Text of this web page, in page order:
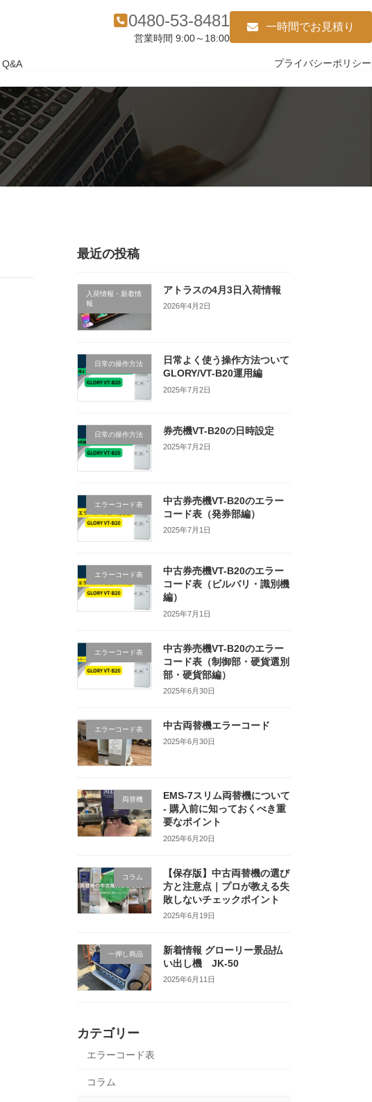
0480-53-8481
営業時間 9:00～18:00
一時間でお見積り
Q&A プライバシーポリシー
最近の投稿
入荷情報・新着情
報
アトラスの4月3日入荷情報
2026年4月2日
日常の操作方法
日常よく使う操作方法ついて
GLORY/VT-B20運用編
2025年7月2日
日常の操作方法 券売機VT-B20の日時設定
2025年7月2日
エラーコード表
中古券売機VT-B20のエラー
コード表（発券部編）
2025年7月1日
エラーコード表
中古券売機VT-B20のエラー
コード表（ビルバリ・識別機
編）
2025年7月1日
エラーコード表
中古券売機VT-B20のエラー
コード表（制御部・硬貨選別
部・硬貨部編）
2025年6月30日
エラーコード表 中古両替機エラーコード
2025年6月30日
両替機
EMS-7スリム両替機について
- 購入前に知っておくべき重
要なポイント
2025年6月20日
コラム
【保存版】中古両替機の選び
方と注意点｜プロが教える失
敗しないチェックポイント
2025年6月19日
一押し商品
新着情報 グローリー景品払
い出し機 JK-50
2025年6月11日
カテゴリー
エラーコード表
コラム